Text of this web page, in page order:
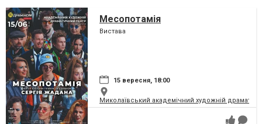
Месопотамія
Вистава
15 вересня, 18:00
Миколаївський академічний художній